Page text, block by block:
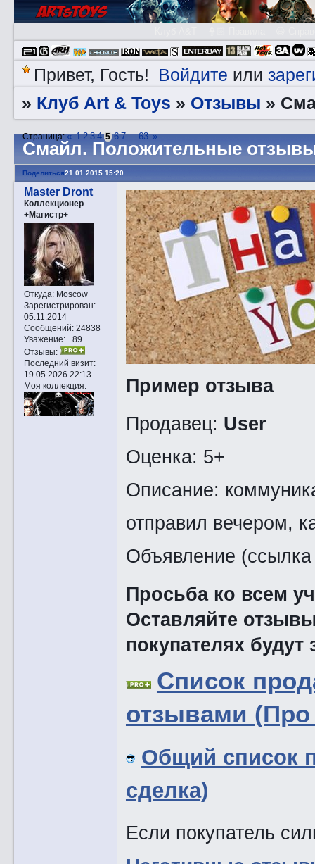
Привет, Гость! Войдите или
» Клуб Art & Toys » Отзывы »
Смaйл. Положительные
Страница:« 1 2 3 4 5 6 7 … 63 »
Поделиться21.01.2015 15:20
Master Dront
Коллекционер
+Магистр+
Откуда:Moscow
Зарегистрирован:
05.11.2014
Сообщений:24838
Уважение: +89
Отзывы:
Последний визит:
19.05.2026 22:13
Моя коллекция:
Пример отзыва
Продавец: User
Оценка: 5+
Описание:
отправил вечером,
Объявление (ссылка
Просьба ко всем
Оставляйте
покупателях
Список
отзывами (Про
Общий список
сделка)
Если покупатель